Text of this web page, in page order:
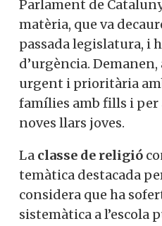
d’una llar on viure és
més extremes que pot
També reclamen que
proposta al
aquesta matèria, que
de la passada
d’urgència. Demanen,
acció urgent i
per a famílies amb fills
de noves llars joves.
Laclasse de religió